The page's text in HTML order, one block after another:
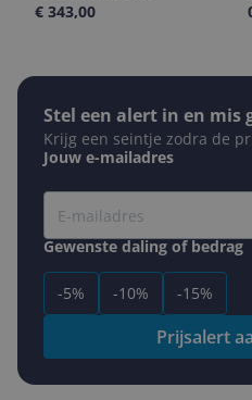
€ 343,00
Stel een alert in en mis
Krijg een seintje zodra de
Jouw e-mailadres
Gewenste daling of bedrag
-5% -10% -15%
Prijsalert